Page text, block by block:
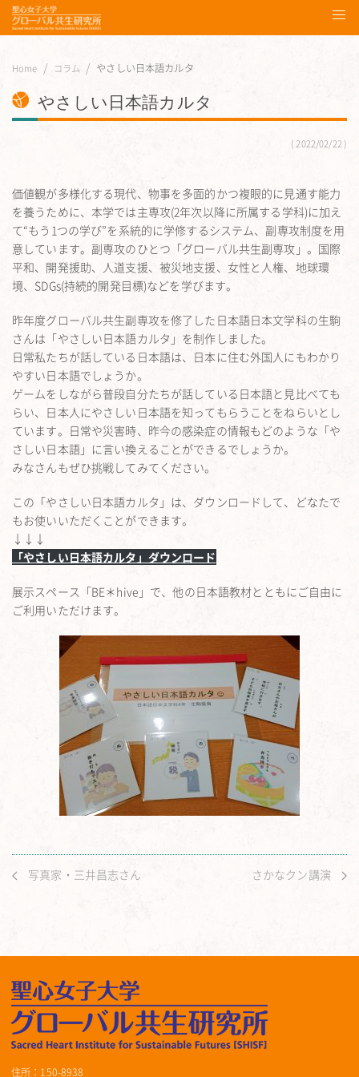
Home コラム やさしい日本語カルタ
やさしい日本語カルタ
2022/02/22
価値観が多様化する現代、物事を多面的かつ複眼的に見通す能力
を養うために、本学では主専攻(2年次以降に所属する学科)に加え
て“もう1つの学び”を系統的に学修するシステム、副専攻制度を用
意しています。副専攻のひとつ「グローバル共生副専攻」。国際
平和、開発援助、人道支援、被災地支援、女性と人権、地球環
境、SDGs(持続的開発目標)などを学びます。
昨年度グローバル共生副専攻を修了した日本語日本文学科の生駒
さんは「やさしい日本語カルタ」を制作しました。
日常私たちが話している日本語は、日本に住む外国人にもわかり
やすい日本語でしょうか。
ゲームをしながら普段自分たちが話している日本語と見比べても
らい、日本人にやさしい日本語を知ってもらうことをねらいとし
ています。日常や災害時、昨今の感染症の情報もどのような「や
さしい日本語」に言い換えることができるでしょうか。
みなさんもぜひ挑戦してみてください。
この「やさしい日本語カルタ」は、ダウンロードして、どなたで
もお使いいただくことができます。
↓↓↓
「やさしい日本語カルタ」ダウンロード
展示スペース「BE＊hive」で、他の日本語教材とともにご自由に
ご利用いただけます。
写真家・三井昌志さん さかなクン講演
住所：150-8938